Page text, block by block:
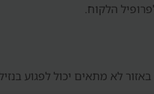
הלקוח.
לא מתאים יכול לפגוע